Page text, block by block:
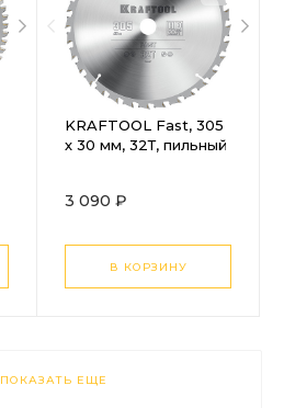
KRAFTOOL Fast, 305
х 30 мм, 32Т, пильный
3 090 ₽
В КОРЗИНУ
ПОКАЗАТЬ ЕЩЕ